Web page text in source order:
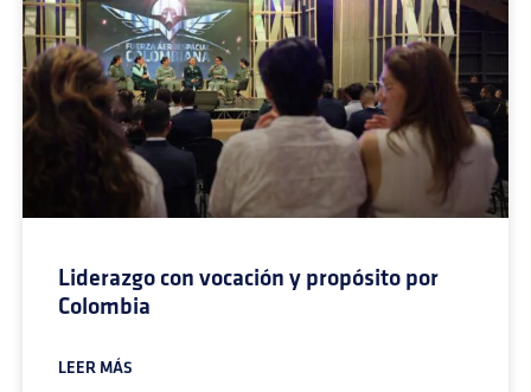
Liderazgo con vocación y propósito por
Colombia
LEER MÁS